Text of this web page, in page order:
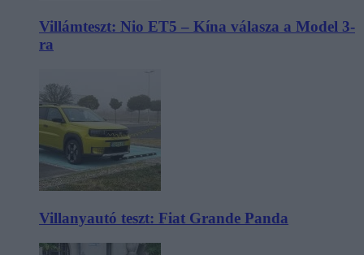
Villámteszt: Nio ET5 – Kína válasza a Model 3-
ra
Villanyautó teszt: Fiat Grande Panda